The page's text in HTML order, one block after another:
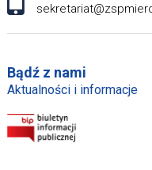
Bądź z nami
Aktualności i informacje